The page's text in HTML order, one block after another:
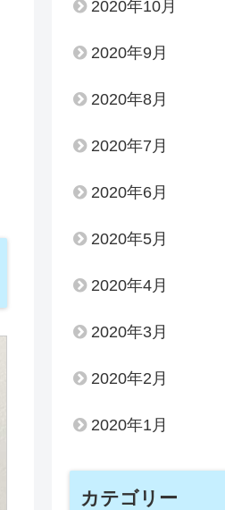
2020年10月
2020年9月
2020年8月
2020年7月
2020年6月
2020年5月
2020年4月
2020年3月
2020年2月
2020年1月
カテゴリー